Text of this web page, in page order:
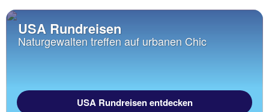
USA Rundreisen
Naturgewalten treffen auf urbanen Chic
USA Rundreisen entdecken